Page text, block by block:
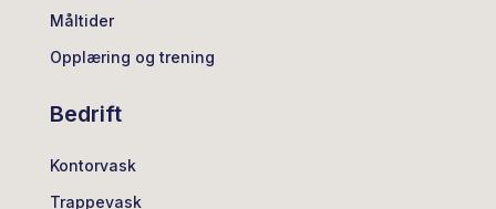
Måltider
Opplæring og trening
Bedrift
Kontorvask
Trappevask